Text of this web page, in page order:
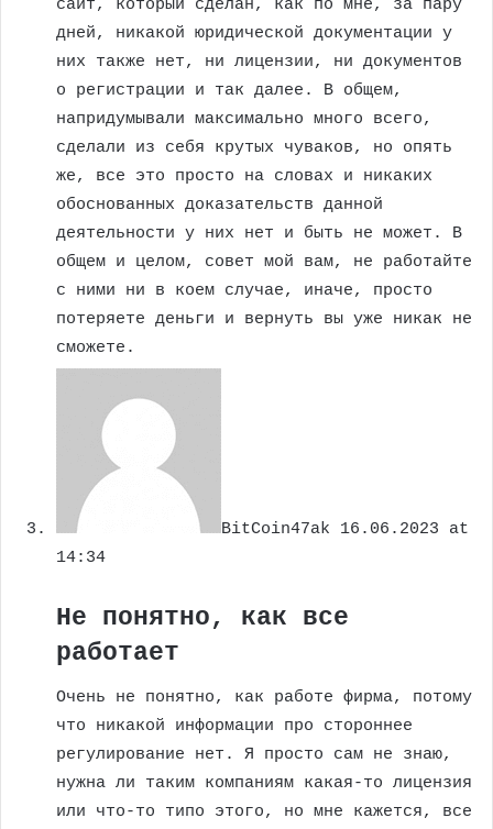
сайт, который сделан, как по мне, за пару
дней, никакой юридической документации у
них также нет, ни лицензии, ни документов
о регистрации и так далее. В общем,
напридумывали максимально много всего,
сделали из себя крутых чуваков, но опять
же, все это просто на словах и никаких
обоснованных доказательств данной
деятельности у них нет и быть не может. В
общем и целом, совет мой вам, не работайте
с ними ни в коем случае, иначе, просто
потеряете деньги и вернуть вы уже никак не
сможете.
BitCoin47ak 16.06.2023 at
14:34
Не понятно, как все
работает
Очень не понятно, как работе фирма, потому
что никакой информации про стороннее
регулирование нет. Я просто сам не знаю,
нужна ли таким компаниям какая-то лицензия
или что-то типо этого, но мне кажется, все